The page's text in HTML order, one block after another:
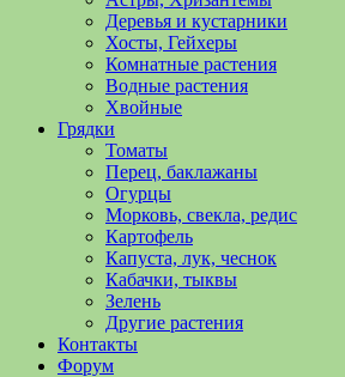
Деревья и кустарники
Хосты, Гейхеры
Комнатные растения
Водные растения
Хвойные
Грядки
Томаты
Перец, баклажаны
Огурцы
Морковь, свекла, редис
Картофель
Капуста, лук, чеснок
Кабачки, тыквы
Зелень
Другие растения
Контакты
Форум